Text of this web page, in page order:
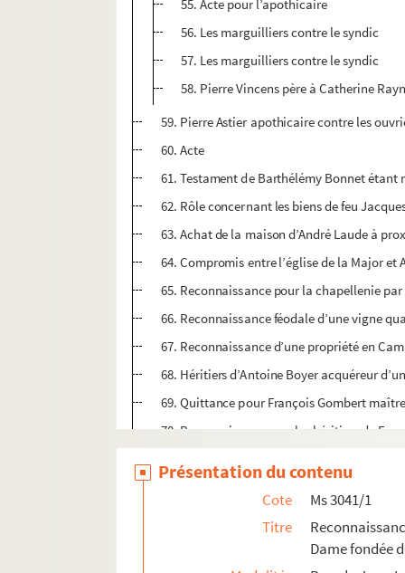
55. Acte pour l’apothicaire
56. Les marguilliers contre le syndic
57. Les marguilliers contre le syndic
58. Pierre Vincens père à Catherine
59. Pierre Astier apothicaire contre les
60. Acte
61. Testament de Barthélémy Bonnet étant
62. Rôle concernant les biens de feu
63. Achat de la maison d’André Laude à
64. Compromis entre l’église de la Major et
65. Reconnaissance pour la chapellenie
66. Reconnaissance féodale d’une vigne
67. Reconnaissance d’une propriété en
68. Héritiers d’Antoine Boyer acquéreur
69. Quittance pour François Gombert
70. Reconnaissance par les héritiers de
74-76. Testament et actes concernant
Présentation du contenu
Cote
Ms 3041/1
Titre
Dame fondée